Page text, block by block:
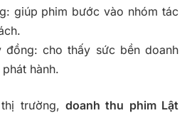
giúp phim bước vào nhóm tác
cho thấy sức bền doanh
hành.
trường, doanh thu phim Lật